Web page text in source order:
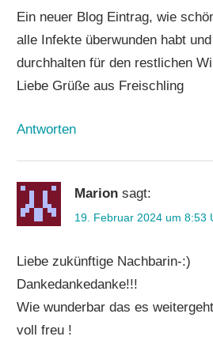
Ein neuer Blog Eintrag, wie
alle Infekte überwunden habt
durchhalten für den restlichen
Liebe Grüße aus Freischling
Antworten
Marion sagt:
19. Februar 2024 um 8:53
Liebe zukünftige Nachbarin-:)
Dankedankedanke!!!
Wie wunderbar das es
voll freu !